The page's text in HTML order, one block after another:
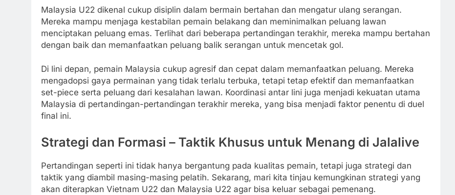
Malaysia U22 dikenal cukup disiplin dalam bermain bertahan dan mengatur ulang serangan.
Mereka mampu menjaga kestabilan pemain belakang dan meminimalkan peluang lawan
menciptakan peluang emas. Terlihat dari beberapa pertandingan terakhir, mereka mampu bertahan
dengan baik dan memanfaatkan peluang balik serangan untuk mencetak gol.
Di lini depan, pemain Malaysia cukup agresif dan cepat dalam memanfaatkan peluang. Mereka
mengadopsi gaya permainan yang tidak terlalu terbuka, tetapi tetap efektif dan memanfaatkan
set-piece serta peluang dari kesalahan lawan. Koordinasi antar lini juga menjadi kekuatan utama
Malaysia di pertandingan-pertandingan terakhir mereka, yang bisa menjadi faktor penentu di duel
final ini.
Strategi dan Formasi – Taktik Khusus untuk Menang di Jalalive
Pertandingan seperti ini tidak hanya bergantung pada kualitas pemain, tetapi juga strategi dan
taktik yang diambil masing-masing pelatih. Sekarang, mari kita tinjau kemungkinan strategi yang
akan diterapkan Vietnam U22 dan Malaysia U22 agar bisa keluar sebagai pemenang.